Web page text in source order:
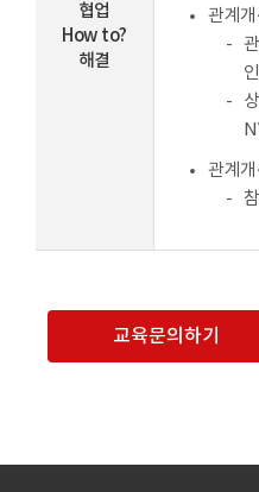
협업
How to?
해결
관계
관계
교육문의하기